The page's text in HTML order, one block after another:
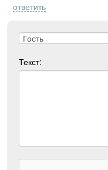
ответить
Текст: